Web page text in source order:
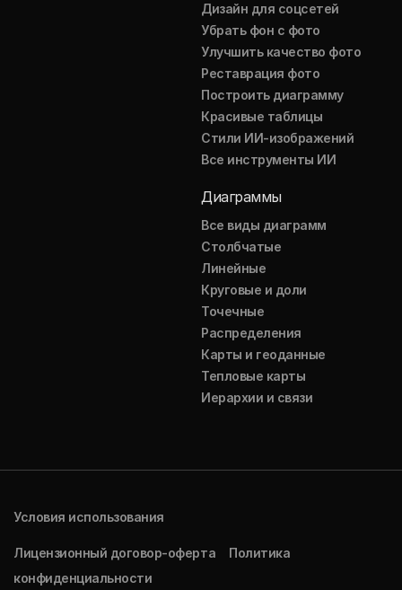
Дизайн для соцсетей
Убрать фон с фото
Улучшить качество фото
Реставрация фото
Построить диаграмму
Красивые таблицы
Стили ИИ-изображений
Все инструменты ИИ
Диаграммы
Все виды диаграмм
Столбчатые
Линейные
Круговые и доли
Точечные
Распределения
Карты и геоданные
Тепловые карты
Иерархии и связи
Условия использования
Лицензионный договор-оферта
Политика
конфиденциальности